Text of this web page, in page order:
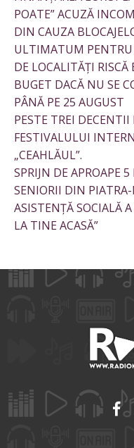
POATE” ACUZĂ
DIN CAUZA
ULTIMATUM PENTRU
DE LOCALITĂȚI
BUGET DACĂ NU SE
PÂNĂ PE 25 AUGUST
PESTE TREI
FESTIVALULUI
„CEAHLĂUL”.
SPRIJN DE APROAPE
SENIORII DIN
ASISTENȚĂ SOCIALĂ
LA TINE ACASĂ”